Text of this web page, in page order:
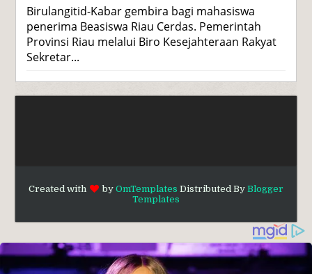
Birulangitid-Kabar gembira bagi mahasiswa
penerima Beasiswa Riau Cerdas. Pemerintah
Provinsi Riau melalui Biro Kesejahteraan Rakyat
Sekretar...
Created with by OmTemplates Distributed By Blogger
Templates